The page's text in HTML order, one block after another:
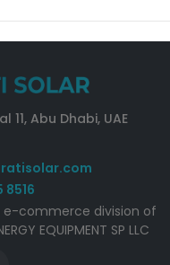
Abu Dhabi, UAE
8516
e-commerce division of
EQUIPMENT SP LLC